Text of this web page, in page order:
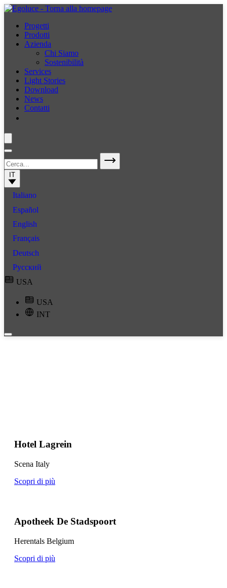
Progetti
Prodotti
Azienda
Chi Siamo
Sostenibilità
Services
Light Stories
Download
News
Contatti
IT
Italiano
Español
English
Français
Deutsch
Русский
USA
USA
INT
Hotel Lagrein
Scena Italy
Scopri di più
Apotheek De Stadspoort
Herentals Belgium
Scopri di più